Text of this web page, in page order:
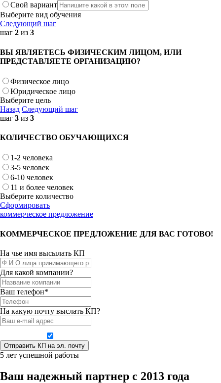
Свой вариант
Выберите вид обучения
Следующий шаг
шаг 2 из 3
ВЫ ЯВЛЯЕТЕСЬ ФИЗИЧЕСКИМ ЛИЦОМ, ИЛИ
ПРЕДСТАВЛЯЕТЕ ОРГАНИЗАЦИЮ?
Физическое лицо
Юридическое лицо
Выберите цель
Назад Следующий шаг
шаг 3 из 3
КОЛИЧЕСТВО ОБУЧАЮЩИХСЯ
1-2 человека
3-5 человек
6-10 человек
11 и более человек
Выберите количество
Сформировать
коммерческое предложение
КОММЕРЧЕСКОЕ ПРЕДЛОЖЕНИЕ ДЛЯ ВАС ГОТОВО!
На чье имя высылать КП
Для какой компании?
Ваш телефон*
На какую почту выслать КП?
5 лет успешной работы
Ваш надежный партнер с 2013 года